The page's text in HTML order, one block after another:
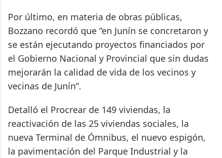
Por último, en materia de obras públicas,
Bozzano recordó que “en Junín se concretaron y
se están ejecutando proyectos financiados por
el Gobierno Nacional y Provincial que sin dudas
mejorarán la calidad de vida de los vecinos y
vecinas de Junín”.
Detalló el Procrear de 149 viviendas, la
reactivación de las 25 viviendas sociales, la
nueva Terminal de Ómnibus, el nuevo espigón,
la pavimentación del Parque Industrial y la